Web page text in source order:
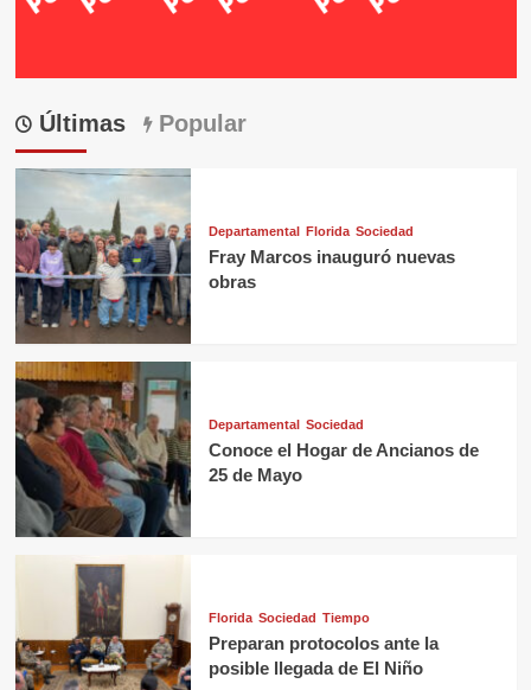
Últimas Popular
Departamental Florida Sociedad
Fray Marcos inauguró nuevas
obras
Departamental Sociedad
Conoce el Hogar de Ancianos de
25 de Mayo
Florida Sociedad Tiempo
Preparan protocolos ante la
posible llegada de El Niño